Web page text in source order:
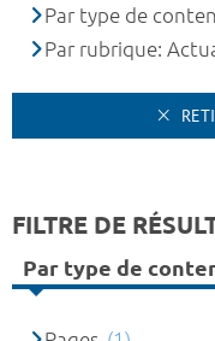
Par type de
Par rubrique:
FILTRE DE
Par type de